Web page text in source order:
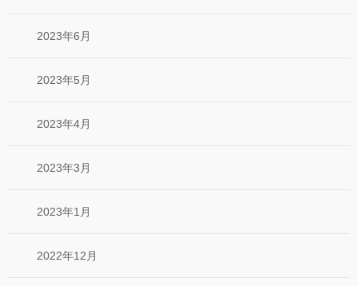
2023年6月
2023年5月
2023年4月
2023年3月
2023年1月
2022年12月